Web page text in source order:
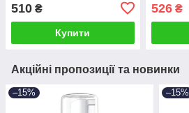
510 ₴
Купити
526₴
Акційні пропозиції та новинки
–15% –15%